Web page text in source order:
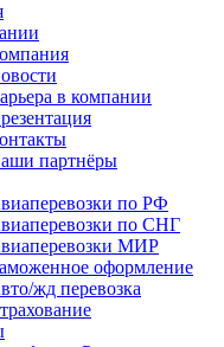
в компании
партнёры
по РФ
по СНГ
МИР
оформление
жд перевозка